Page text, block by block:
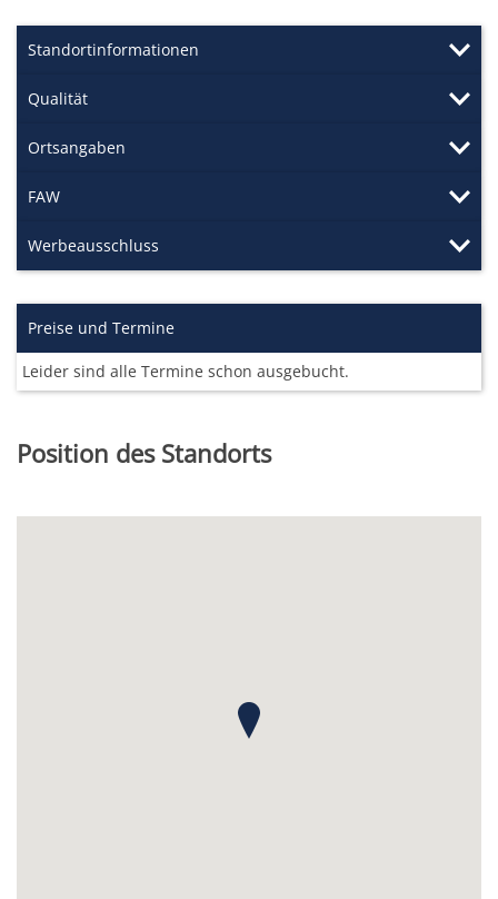
Standortinformationen
Qualität
Ortsangaben
FAW
Werbeausschluss
Preise und Termine
Leider sind alle Termine schon ausgebucht.
Position des Standorts